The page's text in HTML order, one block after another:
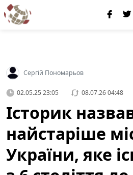
Сергій Пономарьов
02.05.25 23:05 08.07.26 04:48
Історик
найстаріше
України, яке